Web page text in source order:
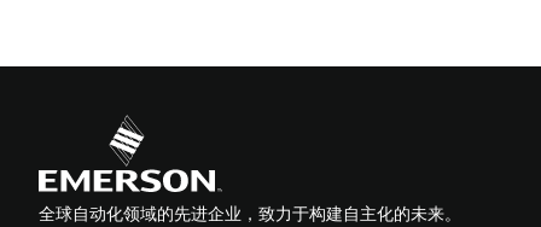
全球自动化领域的先进企业，致力于构建自主化的未来。